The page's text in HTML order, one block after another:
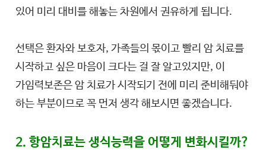
있어 미리 대비를 해놓는 차원에서 권유하게 됩니다.
선택은 환자와 보호자, 가족들의 몫이고 빨리 암 치료를
시작하고 싶은 마음이 크다는 걸 잘 알고있지만, 이
가임력보존은 암 치료가 시작되기 전에 미리 준비해둬야
하는 부분이므로 꼭 먼저 생각 해보시면 좋겠습니다.
2. 항암치료는 생식능력을 어떻게 변화시킬까?